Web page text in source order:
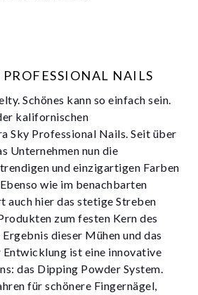
PROFESSIONAL NAILS
Schönes kann so einfach sein.
kalifornischen
Sky Professional Nails. Seit über
Unternehmen nun die
und einzigartigen Farben
wie im benachbarten
auch hier das stetige Streben
zum festen Kern des
dieser Mühen und das
Entwicklung ist eine innovative
das Dipping Powder System.
für schönere Fingernägel,